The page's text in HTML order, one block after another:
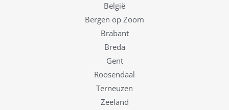
België
Bergen op Zoom
Brabant
Breda
Gent
Roosendaal
Terneuzen
Zeeland